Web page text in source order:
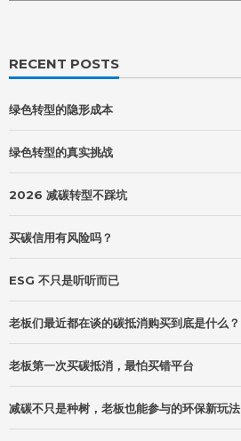
RECENT POSTS
绿色转型的隐形成本
绿色转型的真实挑战
2026 减碳转型不踩坑
买碳信用有风险吗？
ESG 不只是听听而已
老板们最近都在谈的碳抵消购买到底是什么？
老板第一次买碳抵消，最怕买错平台
减碳不只是种树，老板也能参与的环保新玩法